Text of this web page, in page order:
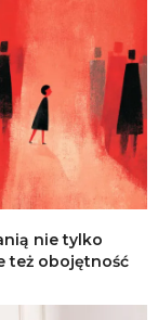
nie tylko
też obojętność